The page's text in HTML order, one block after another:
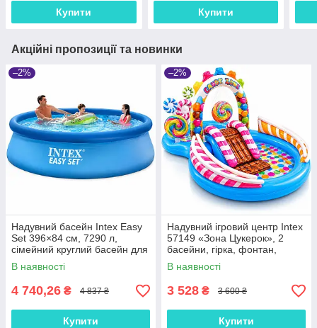
Купити Купити
Акційні пропозиції та новинки
–2%
Надувний басейн Intex Easy
Set 396×84 см, 7290 л,
сімейний круглий басейн для
дачі та двору
В наявності
4 740,26 ₴ 4 837 ₴
Купити
–2%
Надувний ігровий центр Intex
57149 «Зона Цукерок», 2
басейни, гірка, фонтан,
259×191×130 см, 6 м'ячів
В наявності
3 528 ₴ 3 600 ₴
Купити